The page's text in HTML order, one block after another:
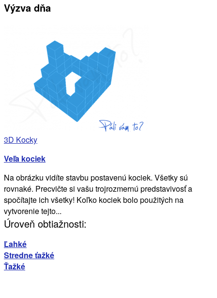
Výzva dňa
3D Kocky
Veľa kociek
Na obrázku vidíte stavbu postavenú kociek. Všetky sú
rovnaké. Precvičte si vašu trojrozmernú predstavivosť a
spočítajte ich všetky! Koľko kociek bolo použitých na
vytvorenie tejto...
Úroveň obtiažnosti:
Ľahké
Stredne ťažké
Ťažké